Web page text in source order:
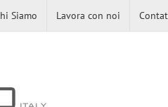
Siamo Lavora con noi